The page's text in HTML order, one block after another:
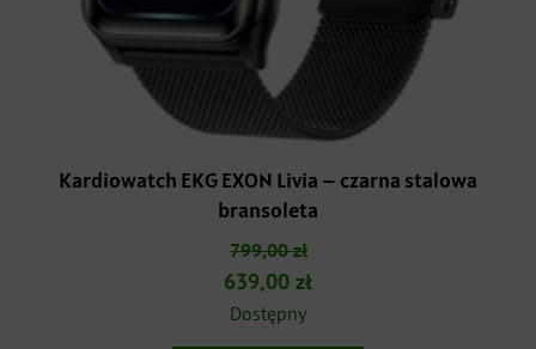
Kardiowatch EKG EXON Livia – czarna stalowa
bransoleta
799,00zł
Pierwotna
cena
639,00 złAktualna
Dostępny